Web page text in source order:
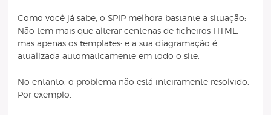
Como você já sabe, o SPIP melhora bastante a situação:
Não tem mais que alterar centenas de ficheiros HTML,
mas apenas os templates: e a sua diagramação é
atualizada automaticamente em todo o site.
No entanto, o problema não está inteiramente resolvido.
Por exemplo,